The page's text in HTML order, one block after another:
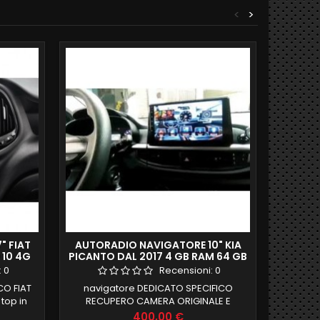
>
<
FIAT
4G
0
FIAT
top in
DSP
AUTORADIO NAVIGATORE 10" KIA
PICANTO DAL 2017 4 GB RAM 64 GB
ROM DAB CARPLAY (RECUPERO
CAMERA ORIGINALE)
Recensioni: 0
navigatore DEDICATO SPECIFICO
RECUPERO CAMERA ORIGINALE E
IMPIANTO SCHERMO 10 POLLICI FULL
Prezzo
kit
del